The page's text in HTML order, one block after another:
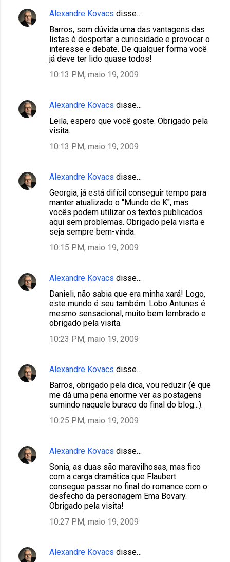
Alexandre Kovacs disse…
Barros, sem dúvida uma das vantagens das
listas é despertar a curiosidade e provocar o
interesse e debate. De qualquer forma você
já deve ter lido quase todos!
10:13 PM, maio 19, 2009
Alexandre Kovacs disse…
Leila, espero que você goste. Obrigado pela
visita.
10:13 PM, maio 19, 2009
Alexandre Kovacs disse…
Georgia, já está difícil conseguir tempo para
manter atualizado o "Mundo de K", mas
vocês podem utilizar os textos publicados
aqui sem problemas. Obrigado pela visita e
seja sempre bem-vinda.
10:15 PM, maio 19, 2009
Alexandre Kovacs disse…
Danieli, não sabia que era minha xará! Logo,
este mundo é seu também. Lobo Antunes é
mesmo sensacional, muito bem lembrado e
obrigado pela visita.
10:23 PM, maio 19, 2009
Alexandre Kovacs disse…
Barros, obrigado pela dica, vou reduzir (é que
me dá uma pena enorme ver as postagens
sumindo naquele buraco do final do blog...).
10:25 PM, maio 19, 2009
Alexandre Kovacs disse…
Sonia, as duas são maravilhosas, mas fico
com a carga dramática que Flaubert
consegue passar no final do romance com o
desfecho da personagem Ema Bovary.
Obrigado pela visita!
10:27 PM, maio 19, 2009
Alexandre Kovacs disse…